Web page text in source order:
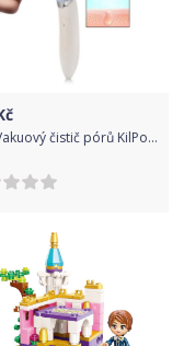
AUR Vakuový čistič pórů KilPor 2.0